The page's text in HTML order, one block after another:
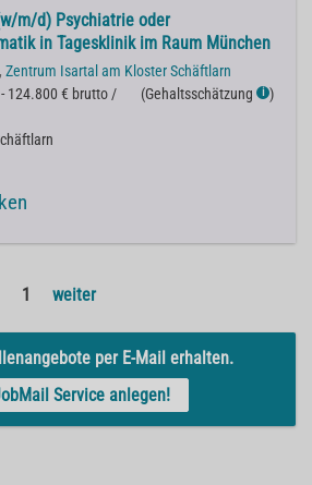
m/d) Psychiatrie oder
in Tagesklinik im Raum München
Zentrum Isartal am Kloster Schäftlarn
124.800 € brutto /
(Gehaltsschätzung ℹ )
1 weiter
per E-Mail erhalten.
Service anlegen!